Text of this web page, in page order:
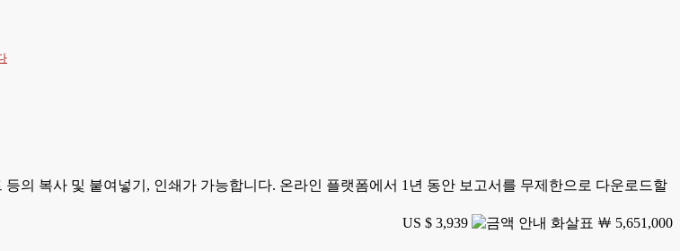
의 복사 및 붙여넣기, 인쇄가 가능합니다. 온라인 플랫폼에서 1년 동안 보고서를 무제한으로 다운로드할
US $ 3,939
￦ 5,651,000